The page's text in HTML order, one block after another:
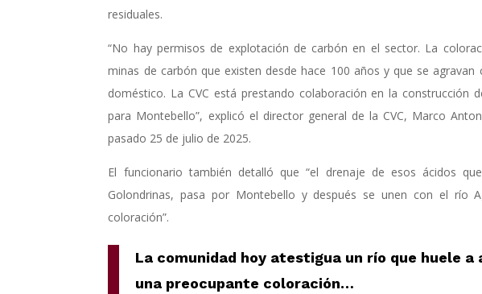
residuales.
“No hay permisos de explotación de carbón en el sector. La
minas de carbón que existen desde hace 100 años y que se
doméstico. La CVC está prestando colaboración en la construcción
para Montebello”, explicó el director general de la CVC, Marco
pasado 25 de julio de 2025.
El funcionario también detalló que “el drenaje de esos ácidos
Golondrinas, pasa por Montebello y después se unen con el río
coloración”.
La comunidad hoy atestigua un río que huele
una preocupante coloración…